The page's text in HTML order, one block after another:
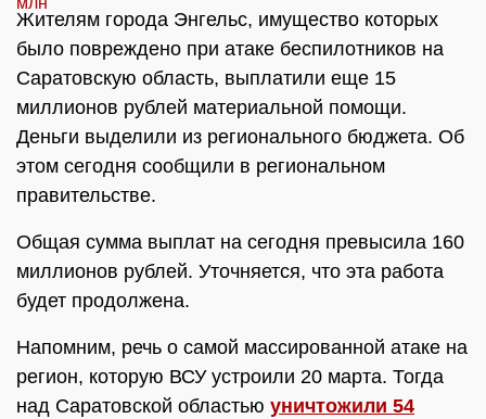
Жителям города Энгельс, имущество которых
было повреждено при атаке беспилотников на
Саратовскую область, выплатили еще 15
миллионов рублей материальной помощи.
Деньги выделили из регионального бюджета. Об
этом сегодня сообщили в региональном
правительстве.
Общая сумма выплат на сегодня превысила 160
миллионов рублей. Уточняется, что эта работа
будет продолжена.
Напомним, речь о самой массированной атаке на
регион, которую ВСУ устроили 20 марта. Тогда
над Саратовской областью уничтожили 54